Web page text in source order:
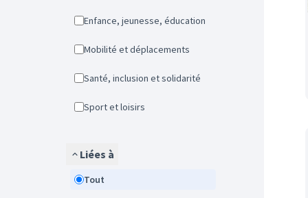
Enfance, jeunesse, éducation
Mobilité et déplacements
Santé, inclusion et solidarité
Sport et loisirs
Liées à
Tout